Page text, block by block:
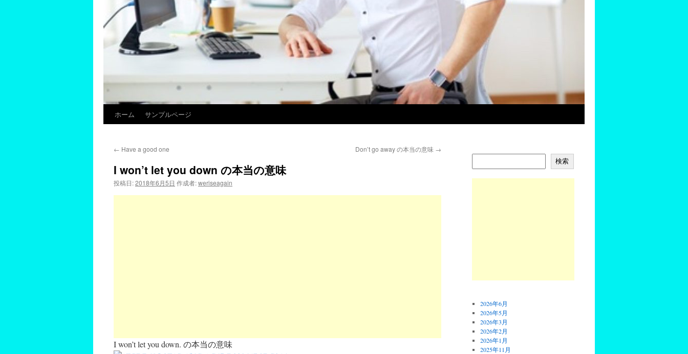
ホーム サンプルページ
← Have a good one Don’t go away の本当の意味 →
I won’t let you down の本当の意味
投稿日:2018年6月5日 作成者:weriseagain
I won’t let you down. の本当の意味
検索
2026年6月
2026年5月
2026年3月
2026年2月
2026年1月
2025年11月